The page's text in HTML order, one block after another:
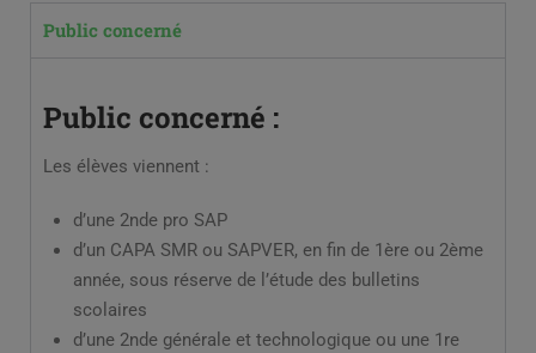
Public concerné
Public concerné :
Les élèves viennent :
d’une 2nde pro SAP
d’un CAPA SMR ou SAPVER, en fin de 1ère ou 2ème
année, sous réserve de l’étude des bulletins
scolaires
d’une 2nde générale et technologique ou une 1re